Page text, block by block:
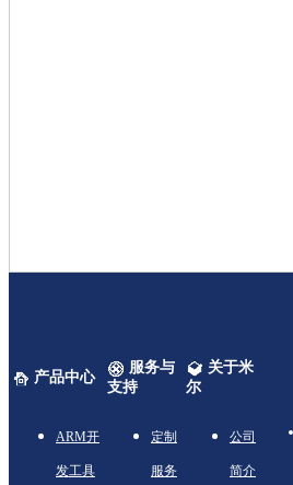
产品中心
服务与
支持
关于米
尔
ARM开
发工具
定制
服务
公司
简介